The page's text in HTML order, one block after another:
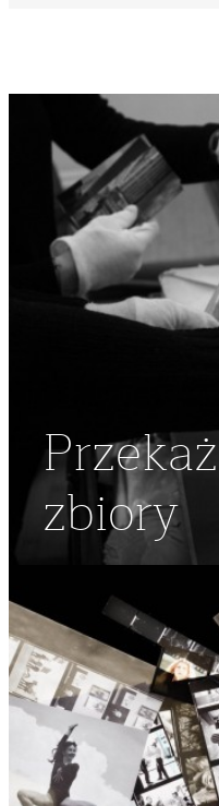
Przekaż
zbiory